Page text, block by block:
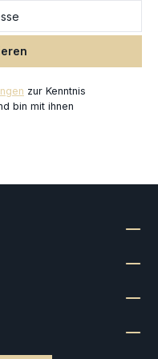
HDF-Bausätze
werden
Miniatures und
zur Kenntnis
bin mit ihnen